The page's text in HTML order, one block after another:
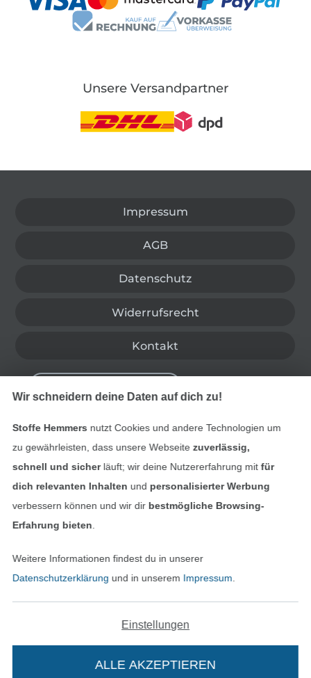
Unsere Versandpartner
Impressum
AGB
Datenschutz
Widerrufsrecht
Kontakt
Finde mehr Inspiration
Deutsch
Nederlands
In den niederländischen
(France)
In den
Wir schneidern deine Daten auf dich zu!
Stoffe Hemmers nutzt Cookies und andere Technologien um
zu gewährleisten, dass unsere Webseite zuverlässig,
schnell und sicherläuft; wir deine Nutzererfahrung mitfür
dich relevanten Inhalten und personalisierter Werbung
verbessern können und wir dir bestmögliche Browsing-
Erfahrung bieten
Weitere Informationen findest du in unserer
Datenschutzerklärung und in unserem Impressum
Einstellungen
ALLE AKZEPTIEREN